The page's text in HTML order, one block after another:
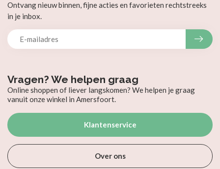
Vragen? We helpen graag
Online shoppen of liever langskomen? We helpen je graag
vanuit onze winkel in Amersfoort.
Klantenservice
Over ons
Ontvang nieuw binnen, fijne acties en favorieten rechtstreeks
in je inbox.